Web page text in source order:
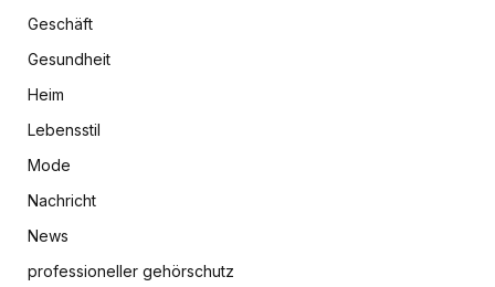
Geschäft
Gesundheit
Heim
Lebensstil
Mode
Nachricht
News
professioneller gehörschutz